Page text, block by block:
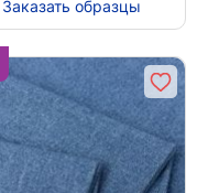
Заказать образцы